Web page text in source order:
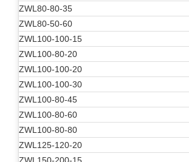
ZWL80-80-35
ZWL80-50-60
ZWL100-100-15
ZWL100-80-20
ZWL100-100-20
ZWL100-100-30
ZWL100-80-45
ZWL100-80-60
ZWL100-80-80
ZWL125-120-20